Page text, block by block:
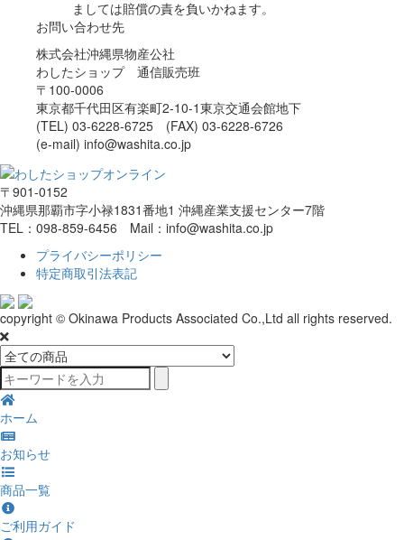
ましては賠償の責を負いかねます。
お問い合わせ先
株式会社沖縄県物産公社
わしたショップ 通信販売班
〒100-0006
東京都千代田区有楽町2-10-1東京交通会館地下
(TEL) 03-6228-6725 (FAX) 03-6228-6726
(e-mail) info@washita.co.jp
〒901-0152
沖縄県那覇市字小禄1831番地1 沖縄産業支援センター7階
TEL：098-859-6456 Mail：info@washita.co.jp
プライバシーポリシー
特定商取引法表記
copyright © Okinawa Products Associated Co.,Ltd all rights reserved.
ホーム
お知らせ
商品一覧
ご利用ガイド